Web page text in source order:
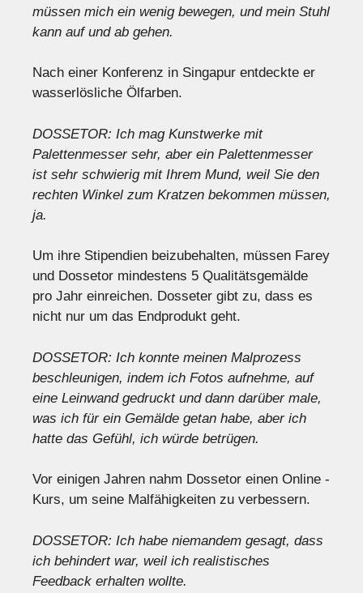
müssen mich ein wenig bewegen, und mein Stuhl
kann auf und ab gehen.
Nach einer Konferenz in Singapur entdeckte er
wasserlösliche Ölfarben.
DOSSETOR: Ich mag Kunstwerke mit
Palettenmesser sehr, aber ein Palettenmesser
ist sehr schwierig mit Ihrem Mund, weil Sie den
rechten Winkel zum Kratzen bekommen müssen,
ja.
Um ihre Stipendien beizubehalten, müssen Farey
und Dossetor mindestens 5 Qualitätsgemälde
pro Jahr einreichen. Dosseter gibt zu, dass es
nicht nur um das Endprodukt geht.
DOSSETOR: Ich konnte meinen Malprozess
beschleunigen, indem ich Fotos aufnehme, auf
eine Leinwand gedruckt und dann darüber male,
was ich für ein Gemälde getan habe, aber ich
hatte das Gefühl, ich würde betrügen.
Vor einigen Jahren nahm Dossetor einen Online -
Kurs, um seine Malfähigkeiten zu verbessern.
DOSSETOR: Ich habe niemandem gesagt, dass
ich behindert war, weil ich realistisches
Feedback erhalten wollte.